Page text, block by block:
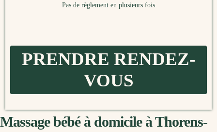
Pas de règlement en plusieurs fois
PRENDRE RENDEZ-
VOUS
Massage bébé à domicile à Thorens-